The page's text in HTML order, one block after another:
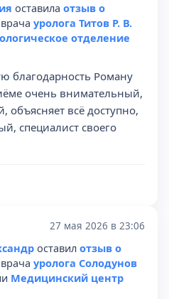
оставила отзыв о
уролога Титов Р. В.
отделение
благодарность Роману
очень внимательный,
всё доступно,
специалист своего
27 мая 2026 в 23:06
оставил отзыв о
уролога Солодунов
Медицинский центр